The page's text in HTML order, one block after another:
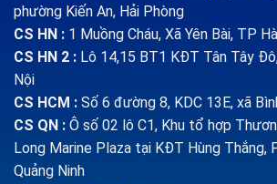
phường Kiến An, Hải Phòng
CS HN : 1 Muồng Cháu, Xã Yên Bài, TP
CS HN 2 : Lô 14,15 BT1 KĐT Tân Tây
Nội
CS HCM : Số 6 đường 8, KDC 13E, xã
CS QN : Ô số 02 lô C1, Khu tổ hợp
Long Marine Plaza tại KĐT Hùng Thắng,
Quảng Ninh